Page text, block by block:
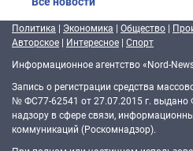
Политика | Экономика | Общество |
Авторское | Интересное | Спорт
Информационное агентство «Nord-
Запись о регистрации средства
№ ФС77-62541 от 27.07.2015 г. выдано
надзору в сфере связи,
коммуникаций (Роскомнадзор).